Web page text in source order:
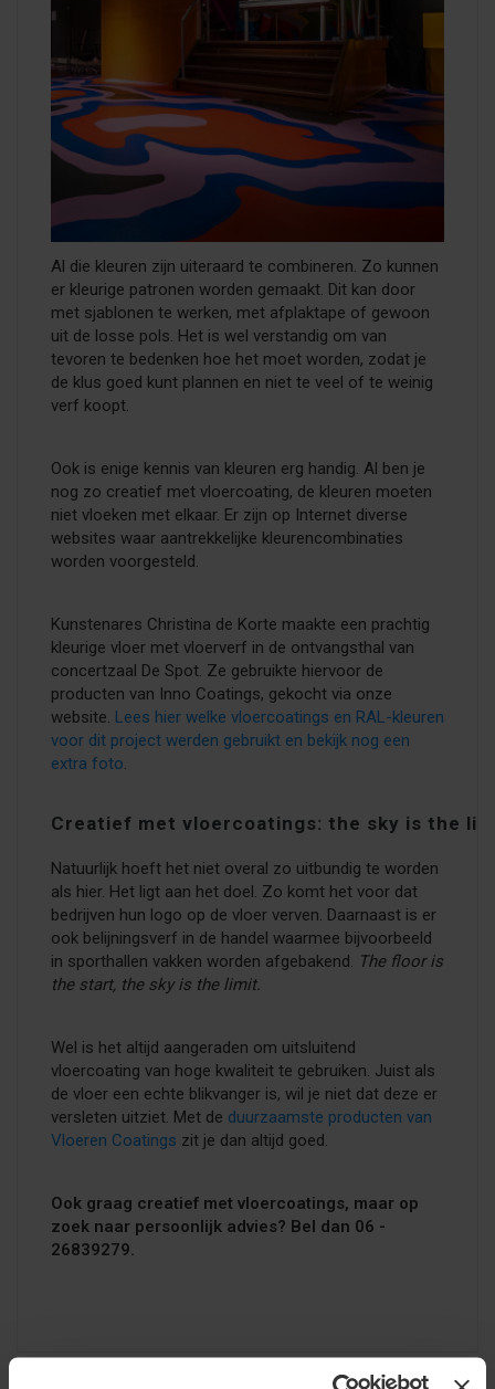
Al die kleuren zijn uiteraard te combineren. Zo kunnen
er kleurige patronen worden gemaakt. Dit kan door
met sjablonen te werken, met afplaktape of gewoon
uit de losse pols. Het is wel verstandig om van
tevoren te bedenken hoe het moet worden, zodat je
de klus goed kunt plannen en niet te veel of te weinig
verf koopt.
Ook is enige kennis van kleuren erg handig. Al ben je
nog zo creatief met vloercoating, de kleuren moeten
niet vloeken met elkaar. Er zijn op Internet diverse
websites waar aantrekkelijke kleurencombinaties
worden voorgesteld.
Kunstenares Christina de Korte maakte een prachtig
kleurige vloer met vloerverf in de ontvangsthal van
concertzaal De Spot. Ze gebruikte hiervoor de
producten van Inno Coatings, gekocht via onze
website. Lees hier welke vloercoatings en RAL-kleuren
voor dit project werden gebruikt en bekijk nog een
extra foto.
Creatief met vloercoatings: the sky is the
Natuurlijk hoeft het niet overal zo uitbundig te worden
als hier. Het ligt aan het doel. Zo komt het voor dat
bedrijven hun logo op de vloer verven. Daarnaast is er
ook belijningsverf in de handel waarmee bijvoorbeeld
in sporthallen vakken worden afgebakend. The floor is
the start, the sky is the limit.
Wel is het altijd aangeraden om uitsluitend
vloercoating van hoge kwaliteit te gebruiken. Juist als
de vloer een echte blikvanger is, wil je niet dat deze er
versleten uitziet. Met de duurzaamste producten van
Vloeren Coatings zit je dan altijd goed.
Ook graag creatief met vloercoatings, maar op
zoek naar persoonlijk advies? Bel dan 06 -
26839279.